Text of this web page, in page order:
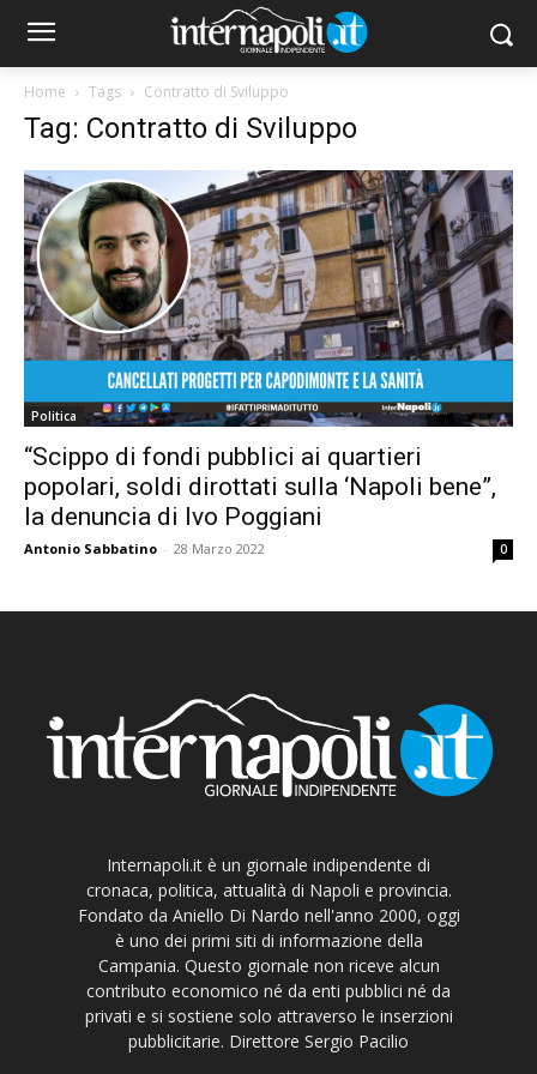
Home Tags Contratto di Sviluppo
Tag: Contratto di Sviluppo
Politica
“Scippo di fondi pubblici ai quartieri
popolari, soldi dirottati sulla ‘Napoli bene”,
la denuncia di Ivo Poggiani
Antonio Sabbatino - 28 Marzo 2022 0
Internapoli.it è un giornale indipendente di
cronaca, politica, attualità di Napoli e provincia.
Fondato da Aniello Di Nardo nell'anno 2000, oggi
è uno dei primi siti di informazione della
Campania. Questo giornale non riceve alcun
contributo economico né da enti pubblici né da
privati e si sostiene solo attraverso le inserzioni
pubblicitarie. Direttore Sergio Pacilio